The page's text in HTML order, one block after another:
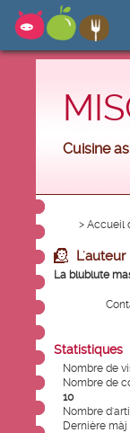
Cuisine
> Accueil
L'auteur
La blublute
Statistiques
Nombre de
Nombre de
10
Nombre
Dernière màj